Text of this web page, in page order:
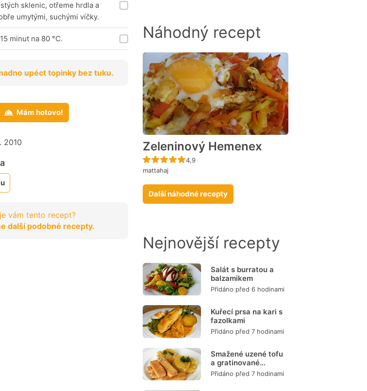
sklenic, otřeme hrdla a
umytými, suchými víčky.
minut na 80 °C.
upéct topinky bez tuku.
Mám hotovo!
2010
vám tento recept?
další podobné recepty.
Náhodný recept
Zeleninový Hemenex
Recept ještě nebyl hodnocen
4,9
mattahaj
Další náhodné recepty
Nejnovější recepty
Salát s burratou a
balzamikem
Přidáno před 6 hodinami
Kuřecí prsa na kari s
fazolkami
Přidáno před 7 hodinami
Smažené uzené tofu
a gratinované
brambory
Přidáno před 7 hodinami